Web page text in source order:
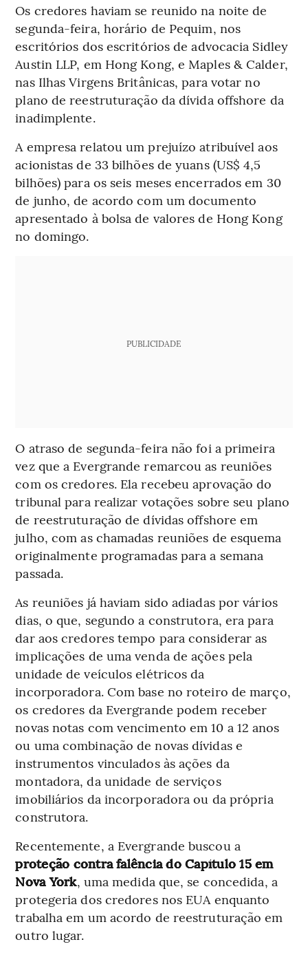
Os credores haviam se reunido na noite de
segunda-feira, horário de Pequim, nos
escritórios dos escritórios de advocacia Sidley
Austin LLP, em Hong Kong, e Maples & Calder,
nas Ilhas Virgens Britânicas, para votar no
plano de reestruturação da dívida offshore da
inadimplente.
A empresa relatou um prejuízo atribuível aos
acionistas de 33 bilhões de yuans (US$ 4,5
bilhões) para os seis meses encerrados em 30
de junho, de acordo com um documento
apresentado à bolsa de valores de Hong Kong
no domingo.
PUBLICIDADE
O atraso de segunda-feira não foi a primeira
vez que a Evergrande remarcou as reuniões
com os credores. Ela recebeu aprovação do
tribunal para realizar votações sobre seu plano
de reestruturação de dívidas offshore em
julho, com as chamadas reuniões de esquema
originalmente programadas para a semana
passada.
As reuniões já haviam sido adiadas por vários
dias, o que, segundo a construtora, era para
dar aos credores tempo para considerar as
implicações de uma venda de ações pela
unidade de veículos elétricos da
incorporadora. Com base no roteiro de março,
os credores da Evergrande podem receber
novas notas com vencimento em 10 a 12 anos
ou uma combinação de novas dívidas e
instrumentos vinculados às ações da
montadora, da unidade de serviços
imobiliários da incorporadora ou da própria
construtora.
Recentemente, a Evergrande buscou a
proteção contra falência do Capítulo 15 em
Nova York, uma medida que, se concedida, a
protegeria dos credores nos EUA enquanto
trabalha em um acordo de reestruturação em
outro lugar.